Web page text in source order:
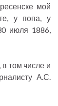
мой
у попа, у
июля 1886,
том числе и
А.С.